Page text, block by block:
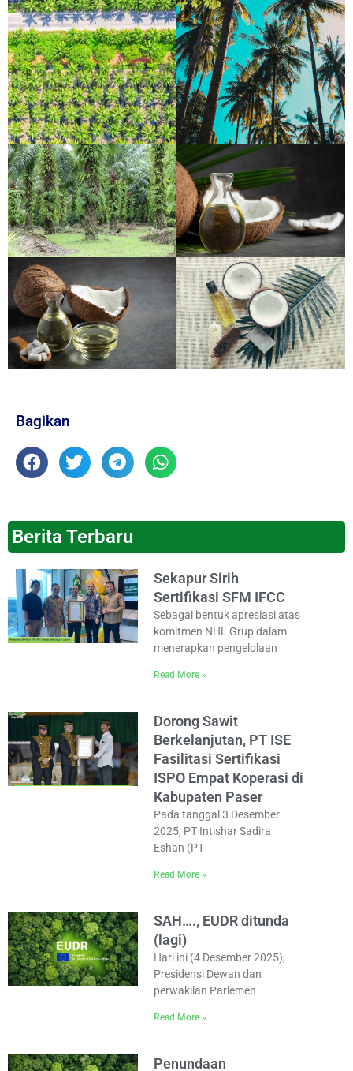
Bagikan
Berita Terbaru
Sekapur Sirih
Sertifikasi SFM IFCC
Sebagai bentuk apresiasi atas
komitmen NHL Grup dalam
menerapkan pengelolaan
Read More »
Dorong Sawit
Berkelanjutan, PT ISE
Fasilitasi Sertifikasi
ISPO Empat Koperasi di
Kabupaten Paser
Pada tanggal 3 Desember
2025, PT Intishar Sadira
Eshan (PT
Read More »
SAH…., EUDR ditunda
(lagi)
Hari ini (4 Desember 2025),
Presidensi Dewan dan
perwakilan Parlemen
Read More »
Penundaan